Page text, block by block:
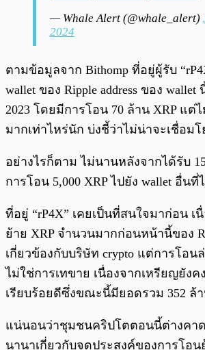
— Whale Alert (@whale_alert)
2024
ตามข้อมูลจาก Bithomp ที่อยู่ผู้รับ
wallet ของ Ripple address ของ wallet
2023 โดยมีการโอน 70 ล้าน XRP แต่
มากเท่าไหร่นัก บ่งชี้ว่าไม่น่าจะเชื่อมโ
อย่างไรก็ตาม ไม่นานหลังจากได้รับ
การโอน 5,000 XRP ไปยัง wallet อื่นที่
ที่อยู่ “rP4X” เคยเป็นที่สนใจมาก่อน เ
ย้าย XRP จำนวนมากก่อนหน้านี้ของ
เกี่ยวข้องกับบริษัท crypto แต่การโอน
ไม่ใช่การเทขาย เนื่องจากเหรียญยังค
เรียบร้อยดีซึ่งขณะนี้มียอดรวม 352 ล้า
แน่นอนว่าชุมชนคริปโตตอนนี้ต่างคาด
นานาเกี่ยวกับจุดประสงค์ของการโอ